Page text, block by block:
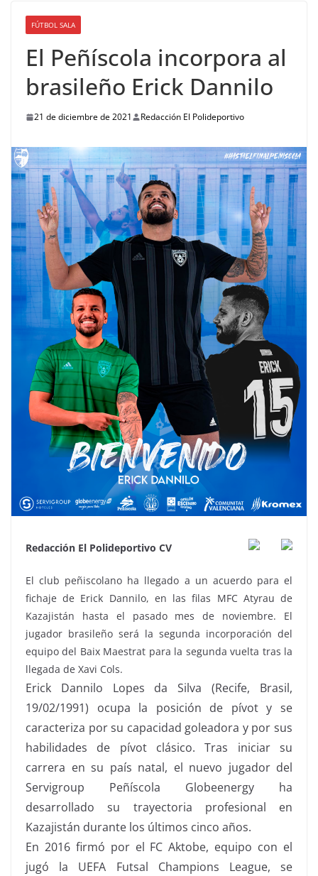
FÚTBOL SALA
El Peñíscola incorpora al
brasileño Erick Dannilo
21 de diciembre de 2021 Redacción El Polideportivo
Redacción El Polideportivo CV
El club peñiscolano ha llegado a un acuerdo para el
fichaje de Erick Dannilo, en las filas MFC Atyrau de
Kazajistán hasta el pasado mes de noviembre. El
jugador brasileño será la segunda incorporación del
equipo del Baix Maestrat para la segunda vuelta tras la
llegada de Xavi Cols.
Erick Dannilo Lopes da Silva (Recife, Brasil,
19/02/1991) ocupa la posición de pívot y se
caracteriza por su capacidad goleadora y por sus
habilidades de pívot clásico. Tras iniciar su
carrera en su país natal, el nuevo jugador del
Servigroup Peñíscola Globeenergy ha
desarrollado su trayectoria profesional en
Kazajistán durante los últimos cinco años.
En 2016 firmó por el FC Aktobe, equipo con el
jugó la UEFA Futsal Champions League, se